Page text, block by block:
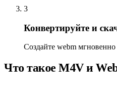
3
Конвертируйте и
Создайте webm мгновенно
Что такое M4V и